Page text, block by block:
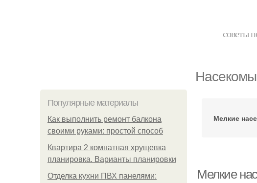
советы
Популярные материалы
Как выполнить ремонт балкона
своими руками: простой способ
Квартира 2 комнатная хрущевка
планировка. Варианты планировки
Отделка кухни ПВХ панелями:
Мелкие
Мелкие